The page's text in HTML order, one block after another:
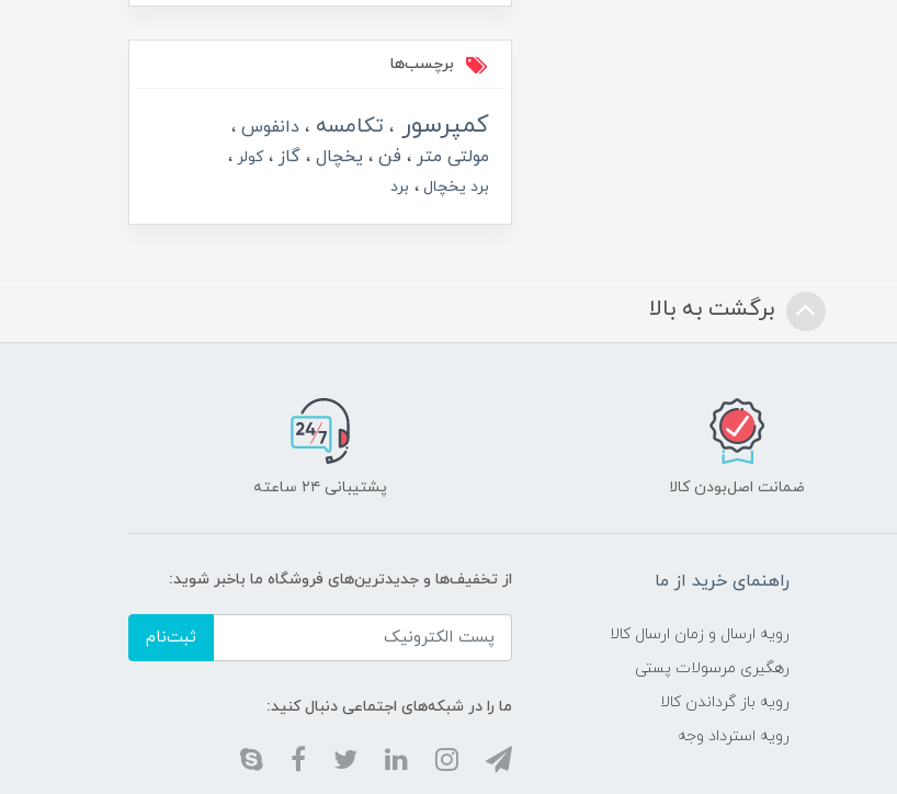
برچسب‌ها
کمپرسور تکامسه
دانفوس
مولتی متر
فن یخچال گاز
کولر
برد یخچال
برد
برگشت به بالا
ضمانت اصل‌بودن کالا پشتیبانی ۲۴ ساعته
راهنمای خرید از ما
رویه ارسال و زمان ارسال کالا
رهگیری مرسولات پستی
رویه باز گرداندن کالا
رویه استرداد وجه
از تخفیف‌ها و جدیدترین‌های فروشگاه ما باخبر شوید:
ثبت‌نام
ما را در شبکه‌های اجتماعی دنبال کنید: